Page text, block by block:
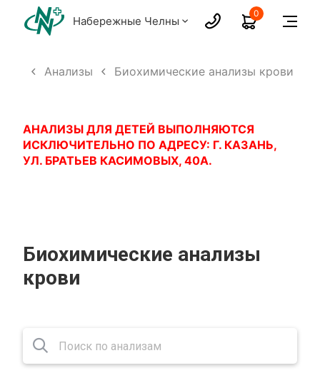
Набережные Челны
0
Анализы Биохимические анализы крови
АНАЛИЗЫ ДЛЯ ДЕТЕЙ ВЫПОЛНЯЮТСЯ
ИСКЛЮЧИТЕЛЬНО ПО АДРЕСУ: Г. КАЗАНЬ,
УЛ. БРАТЬЕВ КАСИМОВЫХ, 40А.
Биохимические анализы
крови